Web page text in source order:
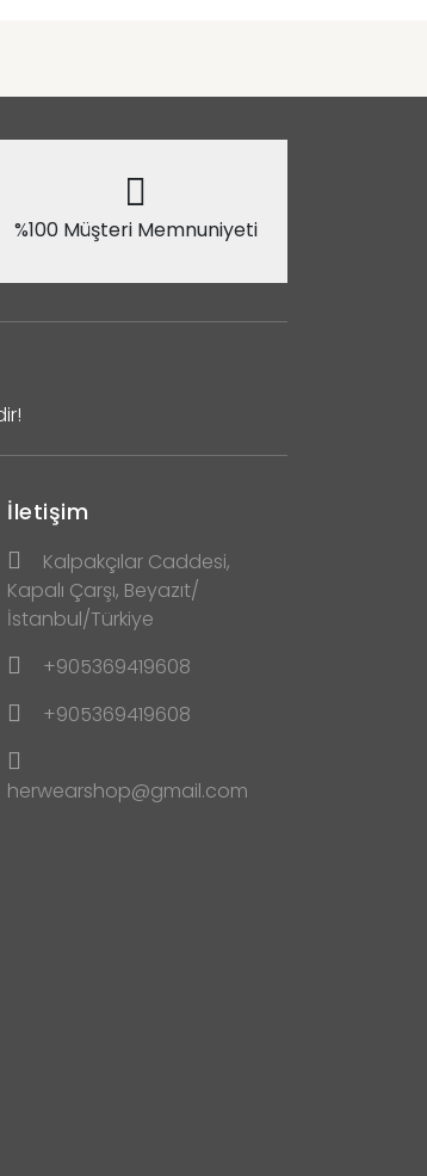
%100 Müşteri Memnuniyeti
İletişim
Kalpakçılar Caddesi,
Kapalı Çarşı, Beyazıt/
İstanbul/Türkiye
+905369419608
+905369419608
herwearshop@gmail.com